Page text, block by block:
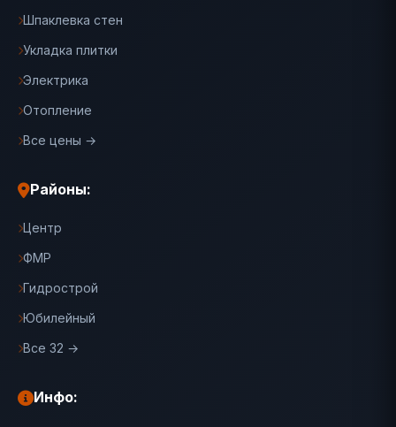
Шпаклевка стен
Укладка плитки
Электрика
Отопление
Все цены →
Районы:
Центр
ФМР
Гидрострой
Юбилейный
Все 32 →
Инфо: